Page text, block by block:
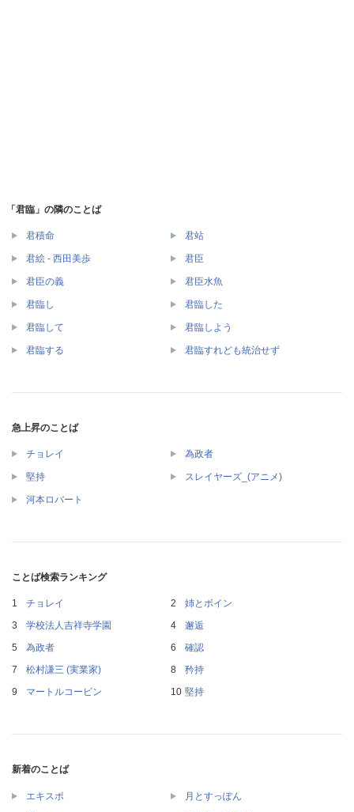
「君臨」の隣のことば
君積命 君站
君絵 - 西田美歩 君臣
君臣の義 君臣水魚
君臨し 君臨した
君臨して 君臨しよう
君臨する 君臨すれども統治せず
急上昇のことば
チョレイ 為政者
堅持 スレイヤーズ_(アニメ)
河本ロバート
ことば検索ランキング
チョレイ
姉とボイン
学校法人吉祥寺学園
邂逅
為政者
確認
松村謙三 (実業家)
矜持
マートルコービン
堅持
新着のことば
エキスポ 月とすっぽん